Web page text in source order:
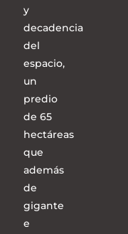
y
decadencia
del
espacio,
un
predio
de 65
hectáreas
que
además
de
gigante
e